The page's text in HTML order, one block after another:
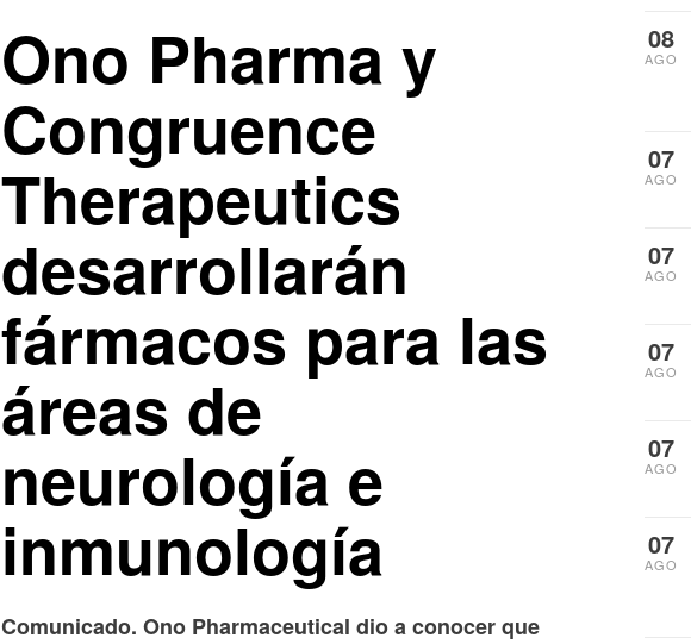
Ono Pharma y
Congruence
Therapeutics
desarrollarán
fármacos para las
áreas de
neurología e
inmunología
Comunicado. Ono Pharmaceutical dio a conocer que
08
AGO
07
AGO
07
AGO
07
AGO
07
AGO
07
AGO